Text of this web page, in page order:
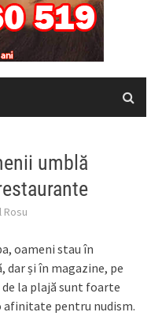
umblă
Rosu
oameni stau în
dar și în magazine, pe
la plajă sunt foarte
afinitate pentru nudism.